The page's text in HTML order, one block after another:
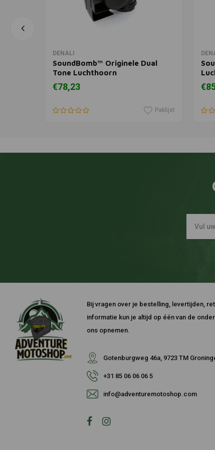
DENALI
SoundBomb™ Originele Dual
Tone Luchthoorn
€78,23
Paklijst
Bij vragen over je bestelling, levertijden,
informatie kun je altijd op één van de
ons opnemen.
Gotenburgweg 46a, 9723 TM
+31 85 06 06 06 5
info@adventuremotoshop.com